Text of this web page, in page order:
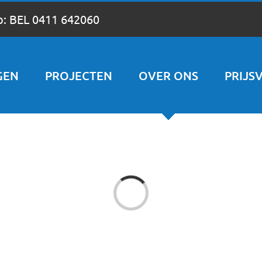
BEL 0411 642060
PROJECTEN OVER ONS
Loading...